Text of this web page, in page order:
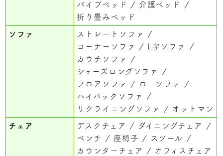
パイプベッド
介護ベッド
折り畳みベッド
ソファ
ストレートソファ
コーナーソファ
L字ソファ
カウチソファ
シェーズロングソファ
フロアソファ
ローソファ
ハイバックソファ
リクライニングソファ
オットマン
チェア デスクチェア
ダイニングチェア
ベンチ
座椅子
スツール
カウンターチェア
オフィスチェア